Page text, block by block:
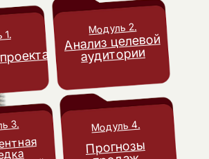
3.
Анализ целевой
аудитории
Модуль 2.
Прогнозы
Модуль 4.